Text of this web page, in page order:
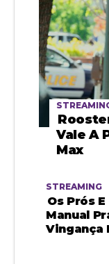
Vale A
Max
STREAMING
Os Prós
Manual
Vingança